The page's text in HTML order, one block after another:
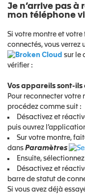
Je n’arrive pas
mon téléphone
Si votre montre et
connectés, vous verrez
sur le
vérifier :
Vos appareils sont-ils
Pour reconnecter votre
procédez comme suit :
Désactivez et
puis ouvrez
Sur votre montre,
dans Paramètres
Ensuite, sélectionnez
Désactivez et
barre de statut de
Si vous avez déjà